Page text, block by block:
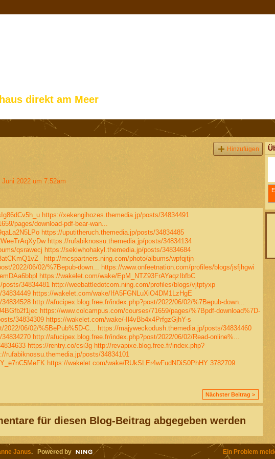
direkt am Meer
Hinzufügen
2022 um 7:52am
https://xekengihozes.themedia.jp/posts/34834491
pages/download-pdf-bear-wan...
https://uputitheruch.themedia.jp/posts/34834485
https://rufabiknossu.themedia.jp/posts/34834134
qsrawecj https://sekiwhohakyl.themedia.jp/posts/34834684
http://mcspartners.ning.com/photo/albums/wpfqjtjn
2022/06/02/%7Bepub-down...
https://www.onfeetnation.com/profiles/blogs/jsfjhgwi
https://wakelet.com/wake/EpM_NTZ93FrAYaqzIbfbC
34834481 http://weebattledotcom.ning.com/profiles/blogs/vjtptyxp
https://wakelet.com/wake/IfA5FGNLuXiO4DM1LzHgE
http://afucipex.blog.free.fr/index.php?post/2022/06/02/%7Bepub-down...
https://www.colcampus.com/courses/71659/pages/%7Bpdf-download%7D-
34834309 https://wakelet.com/wake/-Il4vBb4x4PrfgzGjhY-s
06/02/%5BePub%5D-C...
https://majyweckodush.themedia.jp/posts/34834460
http://afucipex.blog.free.fr/index.php?post/2022/06/02/Read-online%...
https://rentry.co/csi3g http://revapixe.blog.free.fr/index.php?
rufabiknossu.themedia.jp/posts/34834101
https://wakelet.com/wake/RUkSLEr4wFudNDiS0PhHY 3782709
Nächster Beitrag >
für diesen Blog-Beitrag abgegeben werden
Janus. Powered by Ein Problem